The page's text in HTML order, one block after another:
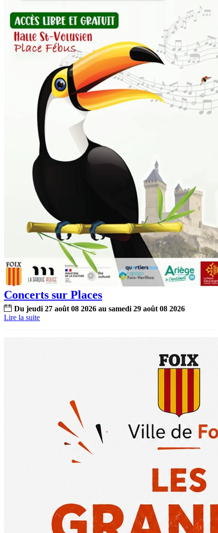
Concerts sur Places
Du jeudi 27 août 08 2026 au samedi 29 août 08 2026
Lire la suite